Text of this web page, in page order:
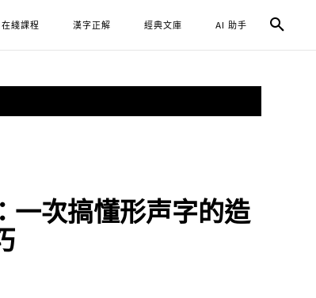
在綫課程 漢字正解 經典文庫 AI 助手
一次搞懂形声字的造